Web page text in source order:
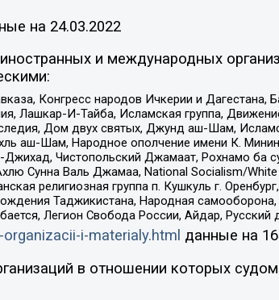
на 24.03.2022
и международных
Конгресс народов Ичкерии и Дагестана,
Лашкар-И-Тайба, Исламская группа,
Дом двух святых, Джунд аш-Шам,
аш-Шам, Народное ополчение имени К.
Чистопольский Джамаат, Рохнамо ба
Сунна Валь Джамаа, National Socialism/White
религиозная группа п. Кушкуль г.
Таджикистана, Народная
Легион Свобода России, Айдар, Русский
i-materialy.html данные на
в отношении которых